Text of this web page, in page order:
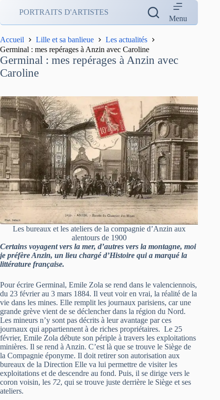
contenu
PORTRAITS D'ARTISTES
Menu
Accueil Lille et sa banlieue
Les actualités
Germinal : mes repérages à Anzin avec Caroline
Germinal : mes repérages à Anzin avec
Caroline
Les bureaux et les ateliers de la compagnie d’Anzin aux
alentours de 1900
Certains voyagent vers la mer, d’autres vers la montagne, moi
je préfère Anzin, un lieu chargé d’Histoire qui a marqué la
littérature française.
Pour écrire Germinal, Emile Zola se rend dans le valenciennois,
du 23 février au 3 mars 1884. Il veut voir en vrai, la réalité de la
vie dans les mines. Elle remplit les journaux parisiens, car une
grande grève vient de se déclencher dans la région du Nord.
Les mineurs n’y sont pas décrits à leur avantage par ces
journaux qui appartiennent à de riches propriétaires. Le 25
février, Emile Zola débute son périple à travers les exploitations
minières. Il se rend à Anzin. C’est là que se trouve le Siège de
la Compagnie éponyme. Il doit retirer son autorisation aux
bureaux de la Direction Elle va lui permettre de visiter les
exploitations et de descendre au fond. Puis, il se dirige vers le
coron voisin, les 72, qui se trouve juste derrière le Siège et ses
ateliers.